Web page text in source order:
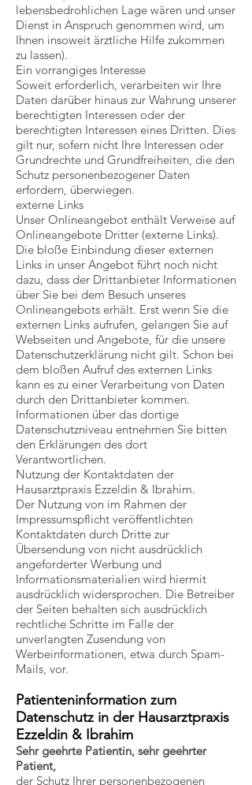
lebensbedrohlichen Lage wären und unser
Dienst in Anspruch genommen wird, um
Ihnen insoweit ärztliche Hilfe zukommen
zu lassen).
Ein vorrangiges Interesse
Soweit erforderlich, verarbeiten wir Ihre
Daten darüber hinaus zur Wahrung unserer
berechtigten Interessen oder der
berechtigten Interessen eines Dritten. Dies
gilt nur, sofern nicht Ihre Interessen oder
Grundrechte und Grundfreiheiten, die den
Schutz personenbezogener Daten
erfordern, überwiegen.
externe Links
Unser Onlineangebot enthält Verweise auf
Onlineangebote Dritter (externe Links).
Die bloße Einbindung dieser externen
Links in unser Angebot führt noch nicht
dazu, dass der Drittanbieter Informationen
über Sie bei dem Besuch unseres
Onlineangebots erhält. Erst wenn Sie die
externen Links aufrufen, gelangen Sie auf
Webseiten und Angebote, für die unsere
Datenschutzerklärung nicht gilt. Schon bei
dem bloßen Aufruf des externen Links
kann es zu einer Verarbeitung von Daten
durch den Drittanbieter kommen.
Informationen über das dortige
Datenschutzniveau entnehmen Sie bitten
den Erklärungen des dort
Verantwortlichen.
Nutzung der Kontaktdaten der
Hausarztpraxis Ezzeldin & Ibrahim.
Der Nutzung von im Rahmen der
Impressumspflicht veröffentlichten
Kontaktdaten durch Dritte zur
Übersendung von nicht ausdrücklich
angeforderter Werbung und
Informationsmaterialien wird hiermit
ausdrücklich widersprochen. Die Betreiber
der Seiten behalten sich ausdrücklich
rechtliche Schritte im Falle der
unverlangten Zusendung von
Werbeinformationen, etwa durch Spam-
Mails, vor.
Patienteninformation zum
Datenschutz in der Hausarztpraxis
Ezzeldin & Ibrahim
Sehr geehrte Patientin, sehr geehrter
Patient,
der Schutz Ihrer personenbezogenen